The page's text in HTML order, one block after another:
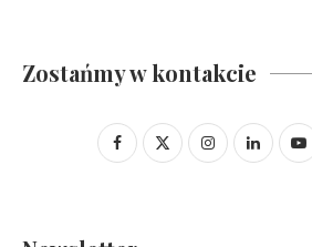
Zostańmy w kontakcie